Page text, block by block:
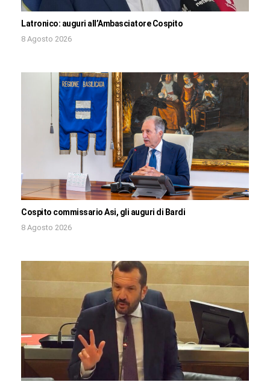
Latronico: auguri all’Ambasciatore Cospito
8 Agosto 2026
Cospito commissario Asi, gli auguri di Bardi
8 Agosto 2026